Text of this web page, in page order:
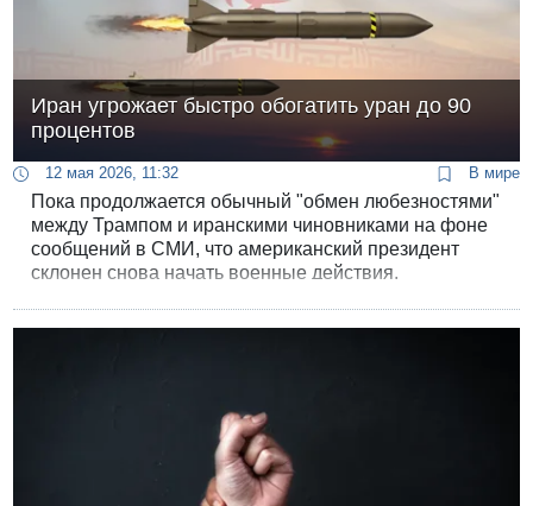
Иран угрожает быстро обогатить уран до 90
процентов
12 мая 2026, 11:32 В мире
Пока продолжается обычный "обмен любезностями"
между Трампом и иранскими чиновниками на фоне
сообщений в СМИ, что американский президент
склонен снова начать военные действия.